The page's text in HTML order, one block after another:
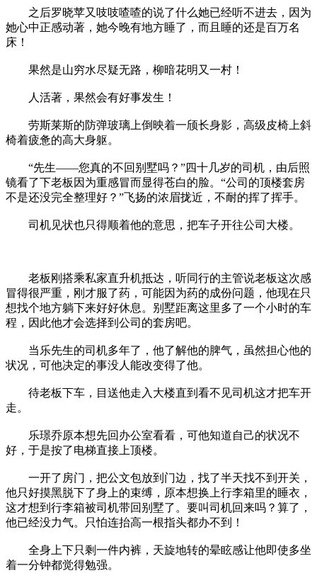
之后罗晓苹又吱吱喳喳的说了什么她已经听不进去，因为
她心中正感动著，她今晚有地方睡了，而且睡的还是百万名
床！
果然是山穷水尽疑无路，柳暗花明又一村！
人活著，果然会有好事发生！
劳斯莱斯的防弹玻璃上倒映着一颀长身影，高级皮椅上斜
椅着疲惫的高大身躯。
“先生——您真的不回别墅吗？”四十几岁的司机，由后照
镜看了下老板因为重感冒而显得苍白的脸。“公司的顶楼套房
不是还没完全整理好？”飞扬的浓眉拢近，不耐的挥了挥手。
司机见状也只得顺着他的意思，把车子开往公司大楼。
老板刚搭乘私家直升机抵达，听同行的主管说老板这次感
冒得很严重，刚才服了药，可能因为药的成份问题，他现在只
想找个地方躺下来好好休息。别墅距离这里多了一个小时的车
程，因此他才会选择到公司的套房吧。
当乐先生的司机多年了，他了解他的脾气，虽然担心他的
状况，可他决定的事没人能改变得了他。
待老板下车，目送他走入大楼直到看不见司机这才把车开
走。
乐璟乔原本想先回办公室看看，可他知道自己的状况不
好，于是按了电梯直接上顶楼。
一开了房门，把公文包放到门边，找了半天找不到开关，
他只好摸黑脱下了身上的束缚，原本想换上行李箱里的睡衣，
这才想到行李箱被司机带回别墅了。要叫司机回来吗？算了，
他已经没力气。只怕连抬高一根指头都办不到！
全身上下只剩一件内裤，天旋地转的晕眩感让他即使多坐
着一分钟都觉得勉强。